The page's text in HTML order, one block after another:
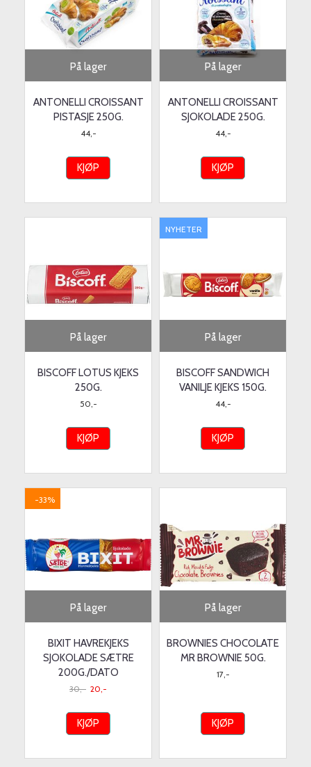
På lager
ANTONELLI CROISSANT
PISTASJE 250G.
44,-
KJØP
På lager
ANTONELLI CROISSANT
SJOKOLADE 250G.
44,-
KJØP
På lager
BISCOFF LOTUS KJEKS
250G.
50,-
KJØP
På lager
NYHETER
BISCOFF SANDWICH
VANILJE KJEKS 150G.
44,-
KJØP
På lager
-33%
BIXIT HAVREKJEKS
SJOKOLADE SÆTRE
200G./DATO
30,- 20,-
KJØP
På lager
BROWNIES CHOCOLATE
MR BROWNIE 50G.
17,-
KJØP